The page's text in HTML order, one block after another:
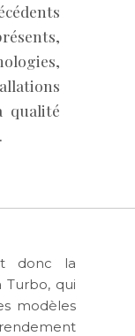
qualité
donc la
Turbo, qui
modèles